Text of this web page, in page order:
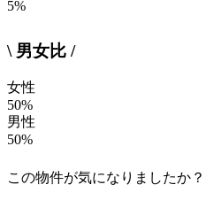
5%
\ 男女比 /
女性
50%
男性
50%
この物件が気になりましたか？